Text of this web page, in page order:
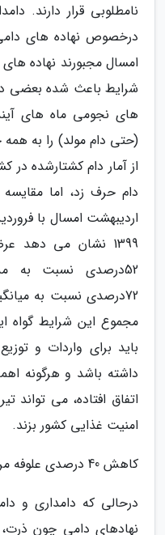
نامطلوبی قرار دارند.
درخصوص نهاده های
امسال مجبورند نهاده های
شرایط باعث شده بعضی
های نجومی ماه های
(حتی دام مولد) را به
از آمار دام کشتارشده در
دام حرف زد، اما مقایسه
1399 نشان می دهد
مجموع این شرایط گواه
باید برای واردات و
داشته باشد و هرگونه
اتفاق افتاده، می
امنیت غذایی کشور بزند.
کاهش 40 درصدی علوفه مراتع
درحالی که دامداری و
نهادهای دامی چون